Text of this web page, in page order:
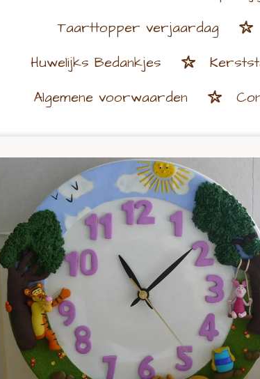
Taarttopper verjaardag
Huwelijks Bedankjes
Algemene voorwaarden